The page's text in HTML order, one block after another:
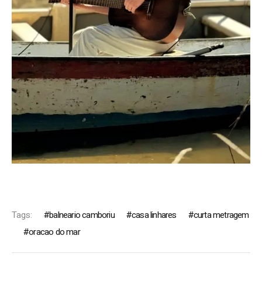
Tags: balneario camboriu casa linhares
curta metragem
oracao do mar